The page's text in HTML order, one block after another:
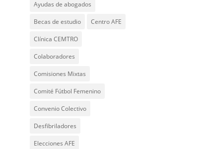
Ayudas de abogados
Becas de estudio Centro AFE
Clínica CEMTRO
Colaboradores
Comisiones Mixtas
Comité Fútbol Femenino
Convenio Colectivo
Desfibriladores
Elecciones AFE